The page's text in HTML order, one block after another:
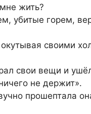
жить?
убитые горем,
окутывая своими
свои вещи и
не держит».
прошептала